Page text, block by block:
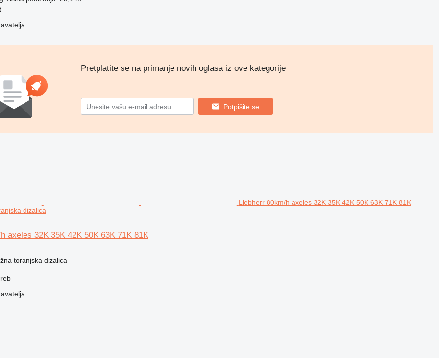
Pretplatite se na primanje novih oglasa iz ove kategorije
Potpišite se
Liebherr 80km/h axeles 32K 35K 42K 50K 63K 71K 81K
dizalica
axeles 32K 35K 42K 50K 63K 71K 81K
toranjska dizalica